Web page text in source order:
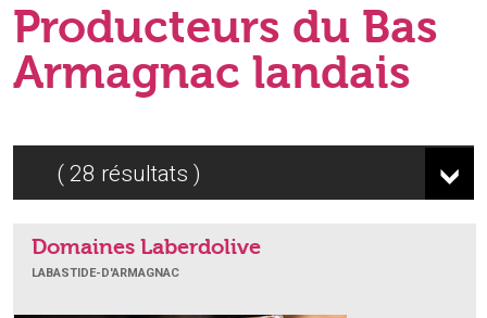
Producteurs du Bas
Armagnac landais
28 résultats
Domaines Laberdolive
LABASTIDE-D'ARMAGNAC